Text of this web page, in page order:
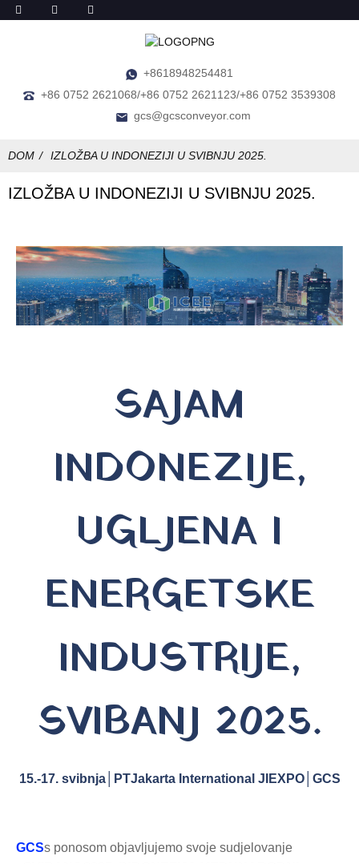
+8618948254481
+86 0752 2621068/+86 0752 2621123/+86 0752 3539308
gcs@gcsconveyor.com
DOM IZLOŽBA U INDONEZIJI U SVIBNJU 2025.
IZLOŽBA U INDONEZIJI U SVIBNJU 2025.
SAJAM
INDONEZIJE,
UGLJENA I
ENERGETSKE
INDUSTRIJE,
SVIBANJ 2025.
15.-17. svibnja│PTJakarta International JIEXPO│GCS
GCSs ponosom objavljujemo svoje sudjelovanje